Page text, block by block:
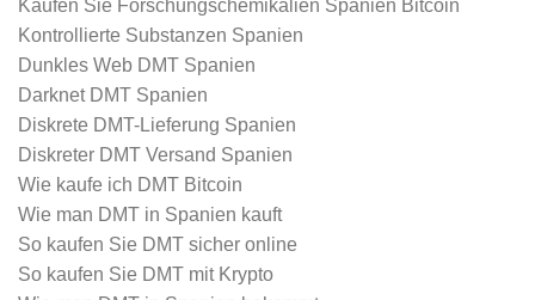
Kaufen Sie Forschungschemikalien Spanien Bitcoin
Kontrollierte Substanzen Spanien
Dunkles Web DMT Spanien
Darknet DMT Spanien
Diskrete DMT-Lieferung Spanien
Diskreter DMT Versand Spanien
Wie kaufe ich DMT Bitcoin
Wie man DMT in Spanien kauft
So kaufen Sie DMT sicher online
So kaufen Sie DMT mit Krypto